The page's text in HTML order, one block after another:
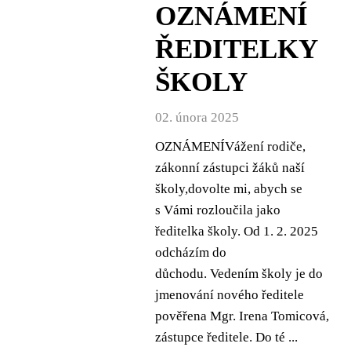
OZNÁMENÍ
ŘEDITELKY
ŠKOLY
02. února 2025
OZNÁMENÍVážení rodiče,
zákonní zástupci žáků naší
školy,dovolte mi, abych se
s Vámi rozloučila jako
ředitelka školy. Od 1. 2. 2025
odcházím do
důchodu. Vedením školy je do
jmenování nového ředitele
pověřena Mgr. Irena Tomicová,
zástupce ředitele. Do té ...